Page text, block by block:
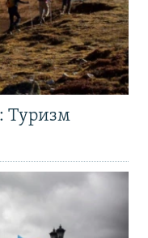
Туризм